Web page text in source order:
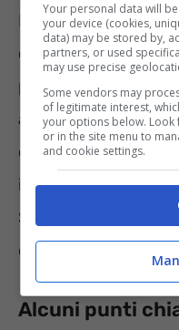
Ben si comprende
dell’intervento
pensiamo altresì
argomenti include
degli ultimi anni.
inciso sul
Superbonus e ne
originario.
Alcuni punti
Your personal data will
your device (cookies,
data) may be stored by,
partners, or used
may use precise
Some vendors may
of legitimate interest,
your options below.
or in the site menu to
and cookie settings.